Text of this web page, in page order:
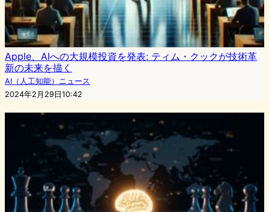
Apple、AIへの大規模投資を発表: ティム・クックが技術革
新の未来を描く
AI（人工知能）ニュース
2024年2月29日10:42